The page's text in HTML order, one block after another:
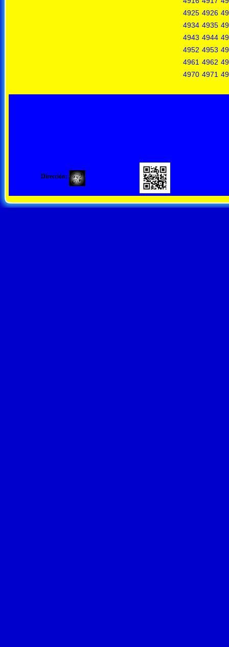
4925 4926
4934 4935
4943 4944
4952 4953
4961 4962
4970 4971
Dirección: